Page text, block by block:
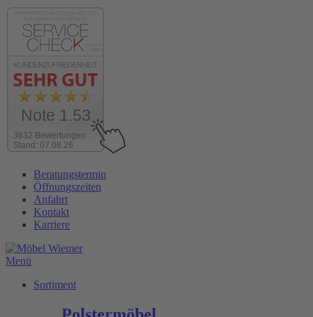
3632 Bewertungen
Stand: 07.08.26
Note 1.53
Inhalt
wechseln
Beratungstermin
Öffnungszeiten
Anfahrt
Kontakt
Karriere
Menü
Sortiment